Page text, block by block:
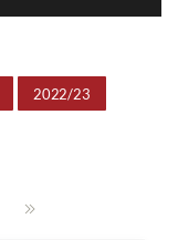
2022/23